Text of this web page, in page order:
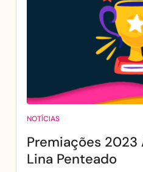
NOTÍCIAS
Premiações 2023
Lina Penteado